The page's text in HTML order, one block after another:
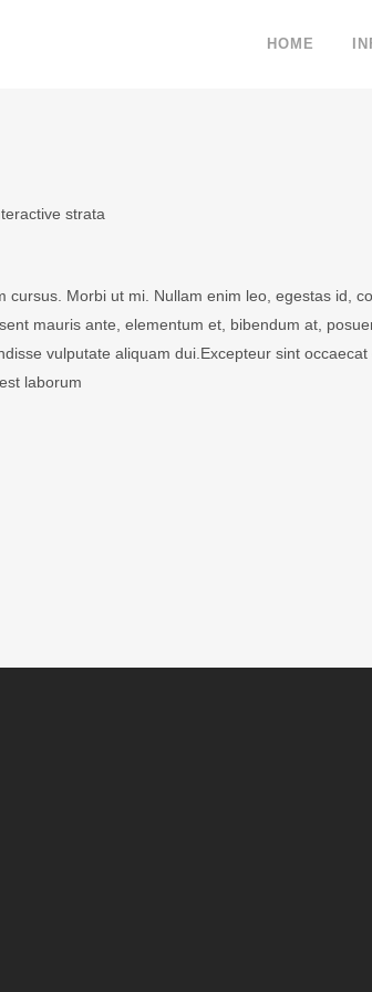
HOME
Morbi ut mi. Nullam enim leo, egestas id,
mauris ante, elementum et, bibendum at,
vulputate aliquam dui.Excepteur sint
laborum